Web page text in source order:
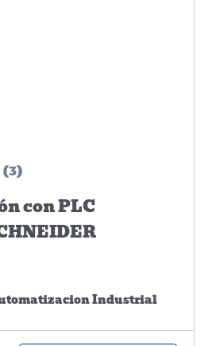
(3)
con PLC
Industrial